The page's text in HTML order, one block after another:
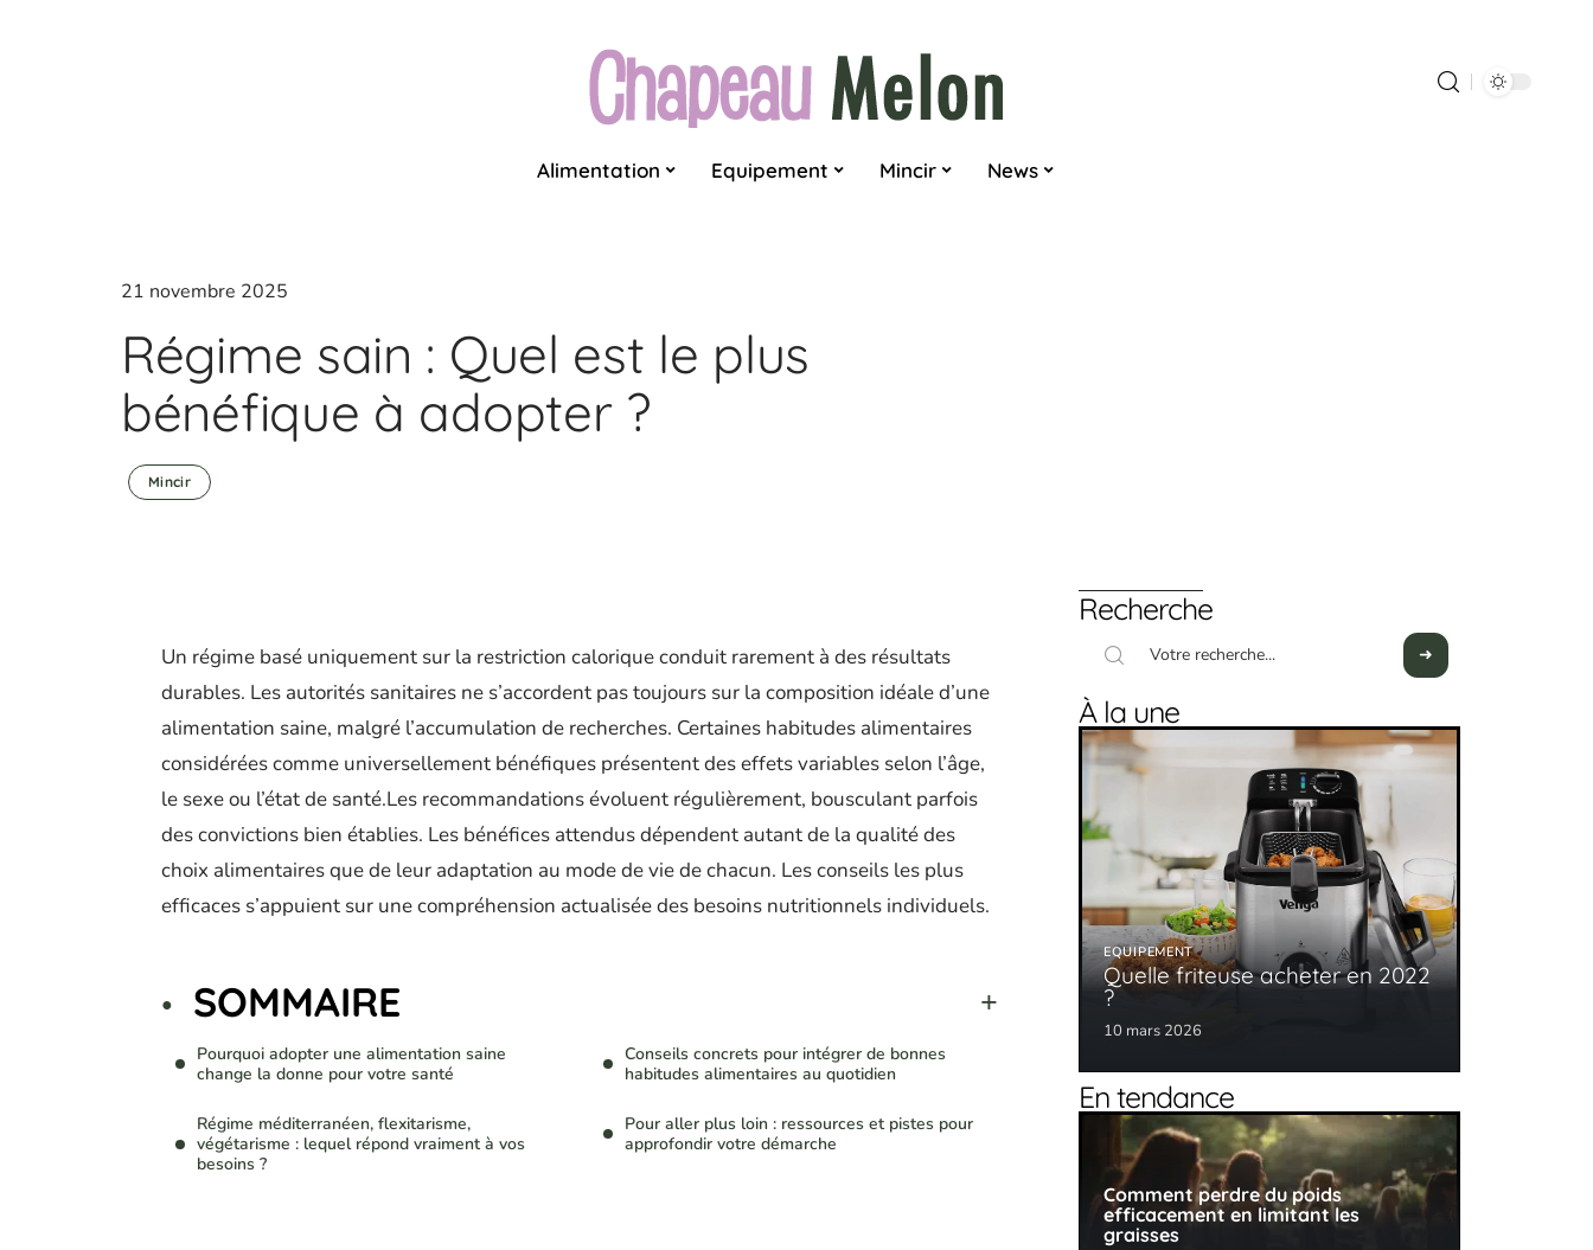
Alimentation Equipement Mincir News
21 novembre 2025
Régime sain : Quel est le plus
bénéfique à adopter ?
Mincir
Un régime basé uniquement sur la restriction calorique conduit rarement à des résultats
durables. Les autorités sanitaires ne s’accordent pas toujours sur la composition idéale d’une
alimentation saine, malgré l’accumulation de recherches. Certaines habitudes alimentaires
considérées comme universellement bénéfiques présentent des effets variables selon l’âge,
le sexe ou l’état de santé.Les recommandations évoluent régulièrement, bousculant parfois
des convictions bien établies. Les bénéfices attendus dépendent autant de la qualité des
choix alimentaires que de leur adaptation au mode de vie de chacun. Les conseils les plus
efficaces s’appuient sur une compréhension actualisée des besoins nutritionnels individuels.
SOMMAIRE
Pourquoi adopter une alimentation saine
change la donne pour votre santé
Régime méditerranéen, flexitarisme,
végétarisme : lequel répond vraiment à vos
besoins ?
Conseils concrets pour intégrer de bonnes
habitudes alimentaires au quotidien
Pour aller plus loin : ressources et pistes pour
approfondir votre démarche
Recherche
À la une
EQUIPEMENT
Quelle friteuse acheter en 2022
?
10 mars 2026
En tendance
Comment perdre du poids
efficacement en limitant les
graisses